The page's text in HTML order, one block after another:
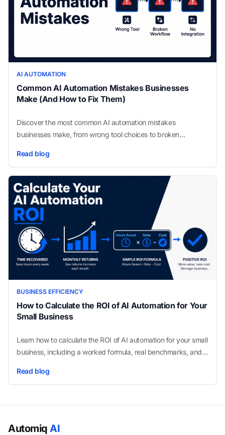
AI AUTOMATION
Common AI Automation Mistakes Businesses
Make (And How to Fix Them)
Discover the most common AI automation mistakes
businesses make, from wrong tool choices to broken
Read blog
BUSINESS EFFICIENCY
How to Calculate the ROI of AI Automation for Your
Small Business
Learn how to calculate the ROI of AI automation for your small
business, including a worked formula, real benchmarks, and
Read blog
Automiq AI